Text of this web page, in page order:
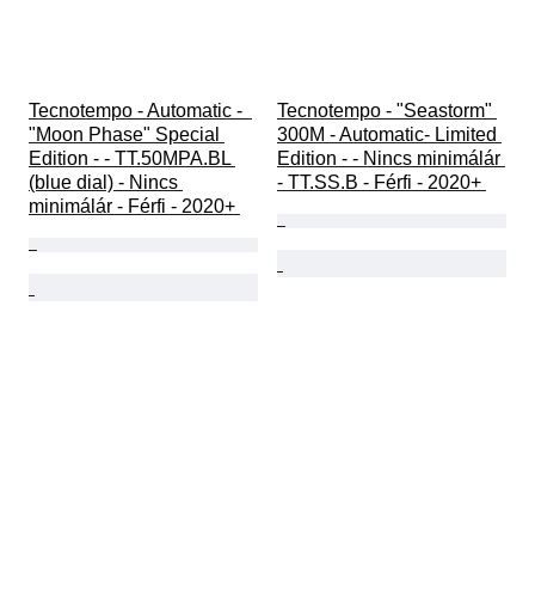
Tecnotempo - Automatic -
"Moon Phase" Special
Edition - - TT.50MPA.BL
(blue dial) - Nincs
minimálár - Férfi - 2020+
Tecnotempo - "Seastorm"
300M - Automatic- Limited
Edition - - Nincs minimálár
- TT.SS.B - Férfi - 2020+